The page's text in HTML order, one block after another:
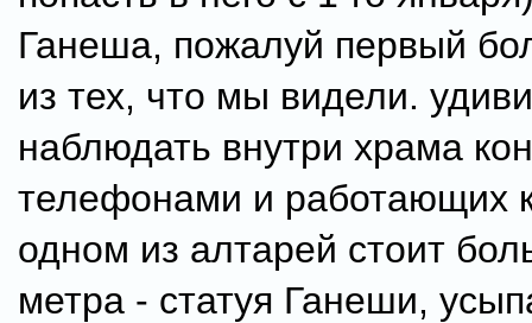
Ганеша, пожалуй первый
из тех, что мы видели.
наблюдать внутри храма
телефонами и работающих
одном из алтарей стоит
метра - статуя Ганеши,